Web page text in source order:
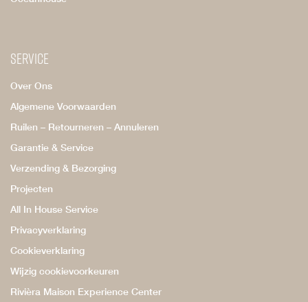
Service
Over Ons
Algemene Voorwaarden
Ruilen – Retourneren – Annuleren
Garantie & Service
Verzending & Bezorging
Projecten
All In House Service
Privacyverklaring
Cookieverklaring
Wijzig cookievoorkeuren
Rivièra Maison Experience Center